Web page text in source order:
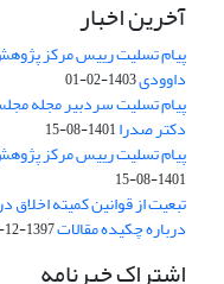
آخرین اخبار
پیام تسلیت رییس مرکز
داوودی1403-02-01
پیام تسلیت سردبیر مجله
دکتر صدرا1401-08-15
پیام تسلیت رییس مرکز
1401-08-15
تبعیت از قوانین کمیته اخلاق
درباره چکیده مقالات1397-12-27
اشتراک خبرنامه